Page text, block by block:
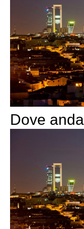
Dove